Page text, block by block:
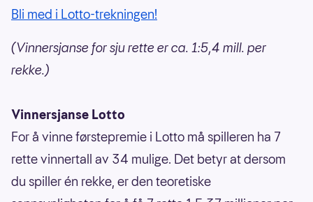
Bli med i Lotto-trekningen!
(Vinnersjanse for sju rette er ca. 1:5,4 mill. per
rekke.)
Vinnersjanse Lotto
For å vinne førstepremie i Lotto må spilleren ha 7
rette vinnertall av 34 mulige. Det betyr at dersom
du spiller én rekke, er den teoretiske